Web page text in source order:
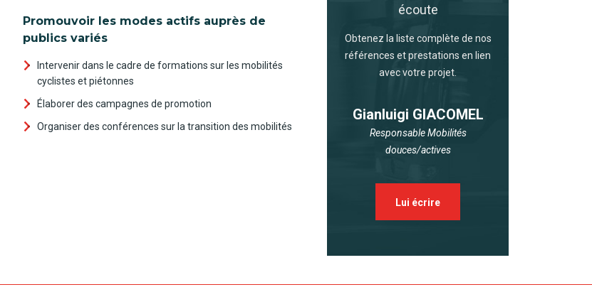
Promouvoir les modes actifs auprès de
publics variés
Intervenir dans le cadre de formations sur les mobilités
cyclistes et piétonnes
Élaborer des campagnes de promotion
Organiser des conférences sur la transition des mobilités
écoute
Obtenez la liste complète de nos
références et prestations en lien
avec votre projet.
Gianluigi GIACOMEL
Responsable Mobilités
douces/actives
Lui écrire